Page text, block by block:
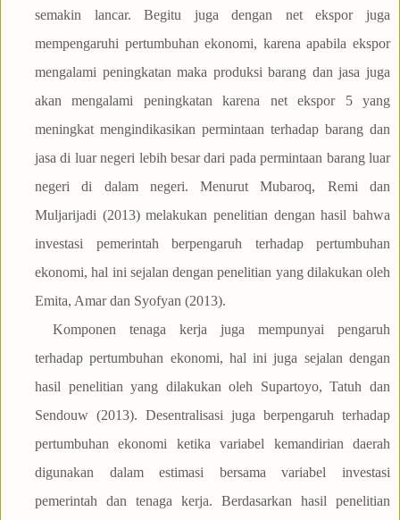
semakin lancar. Begitu juga dengan net ekspor juga
mempengaruhi pertumbuhan ekonomi, karena apabila ekspor
mengalami peningkatan maka produksi barang dan jasa juga
akan mengalami peningkatan karena net ekspor 5 yang
meningkat mengindikasikan permintaan terhadap barang dan
jasa di luar negeri lebih besar dari pada permintaan barang luar
negeri di dalam negeri. Menurut Mubaroq, Remi dan
Muljarijadi (2013) melakukan penelitian dengan hasil bahwa
investasi pemerintah berpengaruh terhadap pertumbuhan
ekonomi, hal ini sejalan dengan penelitian yang dilakukan oleh
Emita, Amar dan Syofyan (2013).
Komponen tenaga kerja juga mempunyai pengaruh
terhadap pertumbuhan ekonomi, hal ini juga sejalan dengan
hasil penelitian yang dilakukan oleh Supartoyo, Tatuh dan
Sendouw (2013). Desentralisasi juga berpengaruh terhadap
pertumbuhan ekonomi ketika variabel kemandirian daerah
digunakan dalam estimasi bersama variabel investasi
pemerintah dan tenaga kerja. Berdasarkan hasil penelitian